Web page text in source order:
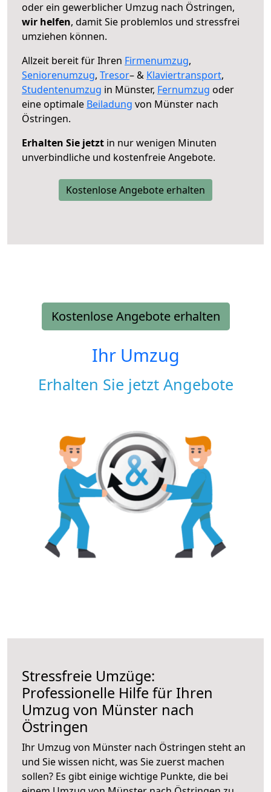
oder ein gewerblicher Umzug nach Östringen,
wir helfen, damit Sie problemlos und stressfrei
umziehen können.
Allzeit bereit für Ihren Firmenumzug,
Seniorenumzug, Tresor– & Klaviertransport,
Studentenumzug in Münster, Fernumzug oder
eine optimale Beiladung von Münster nach
Östringen.
Erhalten Sie jetzt in nur wenigen Minuten
unverbindliche und kostenfreie Angebote.
Kostenlose Angebote erhalten
Kostenlose Angebote erhalten
Ihr Umzug
Erhalten Sie jetzt Angebote
Stressfreie Umzüge:
Professionelle Hilfe für Ihren
Umzug von Münster nach
Östringen
Ihr Umzug von Münster nach Östringen steht an
und Sie wissen nicht, was Sie zuerst machen
sollen? Es gibt einige wichtige Punkte, die bei